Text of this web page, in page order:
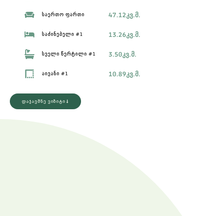
საერთო ფართი 47.12კვ.მ.
საძინებელი #1 13.26კვ.მ.
სველი წერტილი #1 3.50კვ.მ.
აივანი #1 10.89კვ.მ.
დაჯავშნე ვიზიტი